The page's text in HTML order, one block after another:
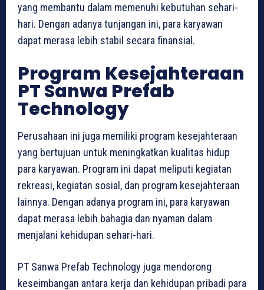
yang membantu dalam memenuhi kebutuhan sehari-
hari. Dengan adanya tunjangan ini, para karyawan
dapat merasa lebih stabil secara finansial.
Program Kesejahteraan
PT Sanwa Prefab
Technology
Perusahaan ini juga memiliki program kesejahteraan
yang bertujuan untuk meningkatkan kualitas hidup
para karyawan. Program ini dapat meliputi kegiatan
rekreasi, kegiatan sosial, dan program kesejahteraan
lainnya. Dengan adanya program ini, para karyawan
dapat merasa lebih bahagia dan nyaman dalam
menjalani kehidupan sehari-hari.
PT Sanwa Prefab Technology juga mendorong
keseimbangan antara kerja dan kehidupan pribadi para